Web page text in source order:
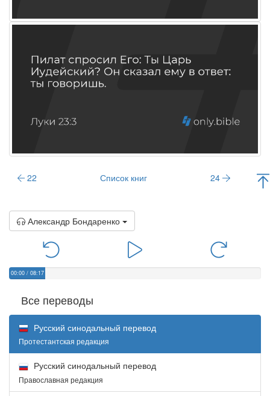
22 Список книг 24
Александр Бондаренко
00:00 / 08:17
Все переводы
Русский синодальный перевод
Протестантская редакция
Русский синодальный перевод
Православная редакция